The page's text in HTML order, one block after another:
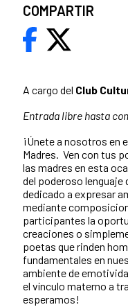
A cargo del Club
Entrada libre hasta
¡Únete a nosotros en
Madres. Ven con tus
las madres en esta
del poderoso lenguaje
dedicado a expresar
mediante
participantes la
creaciones o
poetas que rinden
fundamentales en
ambiente de
el vínculo materno a
esperamos!
COMPARTIR